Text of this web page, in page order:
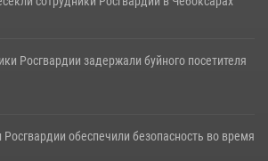
Росгвардии задержали буйного посетителя
обеспечили безопасность во время